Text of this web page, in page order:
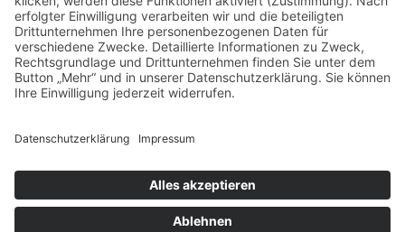
ZEITARBEIT
Impressum bkgev.de |
Datenschutzbestimmungen bkgev.de|
Cookie-
Einstellungenpflege@bkgev.de